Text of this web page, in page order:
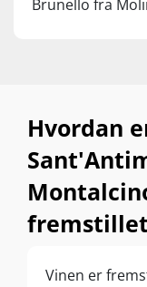
Brunello fra
Hvordan
Vinen er